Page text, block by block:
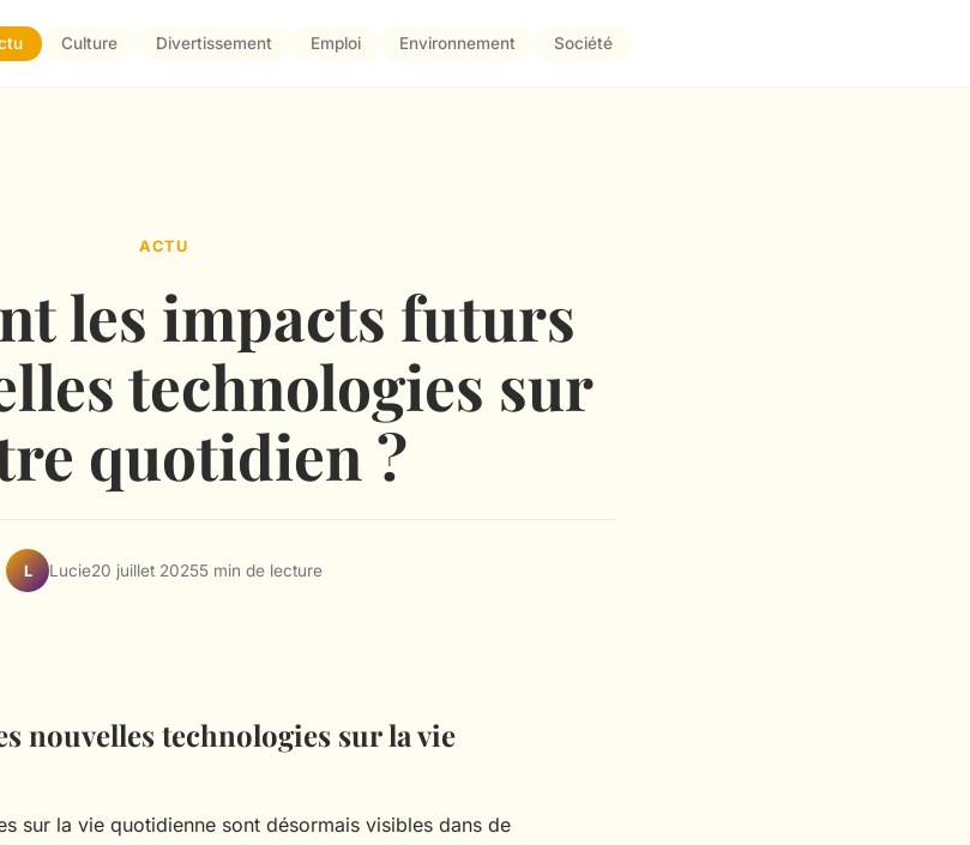
Culture Divertissement Emploi Environnement Société
ACTU
les impacts futurs
technologies sur
quotidien ?
L Lucie20 juillet 20255 min de lecture
nouvelles technologies sur la vie
sur la vie quotidienne sont désormais visibles dans de